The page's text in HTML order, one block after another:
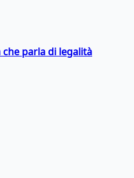
parla di legalità